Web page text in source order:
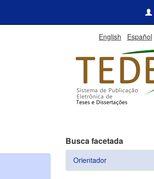
English Español
Busca facetada
Orientador